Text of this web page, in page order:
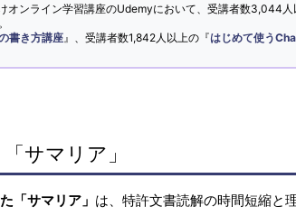
オンライン学習講座のUdemyにおいて、受講者数3,044人
書き方講座 』、受講者数1,842人以上の『はじめて使う
サマリア」
「サマリア」 は、特許文書読解の時間短縮と